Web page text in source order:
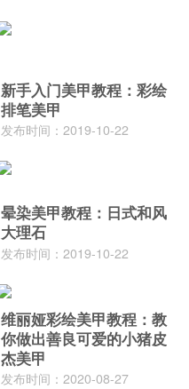
新手入门美甲教程：彩绘
排笔美甲
发布时间：2019-10-22
晕染美甲教程：日式和风
大理石
发布时间：2019-10-22
维丽娅彩绘美甲教程：教
你做出善良可爱的小猪皮
杰美甲
发布时间：2020-08-27